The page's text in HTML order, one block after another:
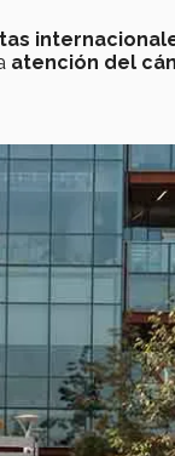
atención del